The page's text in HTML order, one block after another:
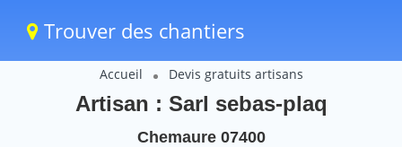
Trouver des chantiers
Accueil Devis gratuits artisans
Artisan : Sarl sebas-plaq
Chemaure 07400